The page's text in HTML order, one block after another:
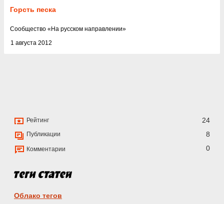
Горсть песка
1 августа 2012
Cообщество « На русском направлении»
Рейтинг 24
Публикации 8
Комментарии 0
Облако тегов